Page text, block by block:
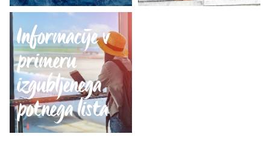
Informacije v
primeru
izgubljenega
potnega lista